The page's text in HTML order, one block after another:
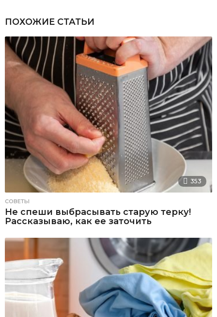
ПОХОЖИЕ СТАТЬИ
353
СОВЕТЫ
Не спеши выбрасывать старую терку!
Рассказываю, как ее заточить